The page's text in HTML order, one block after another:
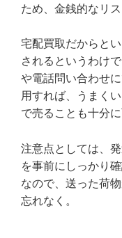
ため、金銭的なリ
宅配買取だからと
されるというわけ
や電話問い合わせ
用すれば、うまく
で売ることも十分
注意点としては、
を事前にしっかり
なので、送った荷
忘れなく。